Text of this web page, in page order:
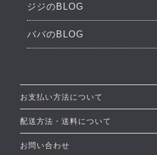
ジジのBLOG
ババのBLOG
お支払い方法について
配送方法・送料について
お問い合わせ